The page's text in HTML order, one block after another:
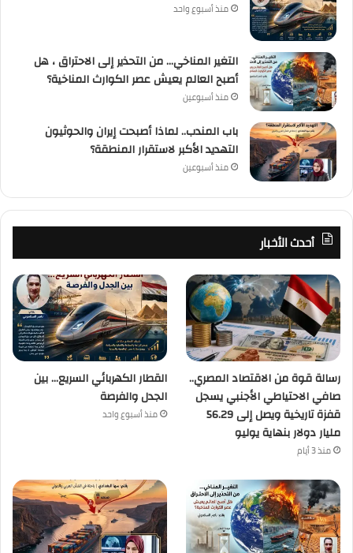
منذ أسبوع واحد
التغير المناخي… من التحذير إلى الاحتراق ، هل
أصبح العالم يعيش عصر الكوارث المناخية؟
منذ أسبوعين
باب المندب.. لماذا أصبحت إيران والحوثيون
التهديد الأكبر لاستقرار المنطقة؟
منذ أسبوعين
أحدث الأخبار
رسالة قوة من الاقتصاد المصري..
صافي الاحتياطي الأجنبي يسجل
قفزة تاريخية ويصل إلى 56.29
مليار دولار بنهاية يوليو
منذ 3 أيام
القطار الكهربائي السريع… بين
الجدل والفرصة
منذ أسبوع واحد